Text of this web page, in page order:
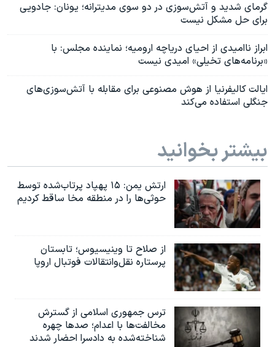
گرمای شدید و آتش‌سوزی در دو سوی مدیترانه؛ یونان: جادویی
برای حل مشکل نیست
ابراز ناامیدی از احیای دریاچه ارومیه؛ نماینده مجلس: با
«برنامه‌های تخیلی» امیدی نیست
ایالت کالیفرنیا از هوش مصنوعی برای مقابله با آتش‌سوزی‌های
جنگلی استفاده می‌کند
بیشتر بخوانید
ارتش یمن: ۱۵ پهپاد پرتاب‌شده توسط
حوثی‌ها را در منطقه مخا ساقط کردیم
از صلاح تا وینیسیوس؛ تابستان
پرستاره نقل‌وانتقالات فوتبال اروپا
ترس جمهوری اسلامی از گسترش
مخالفت‌ها با اعدام؛ صدها چهره
شناخته‌شده به دادسرا احضار شدند